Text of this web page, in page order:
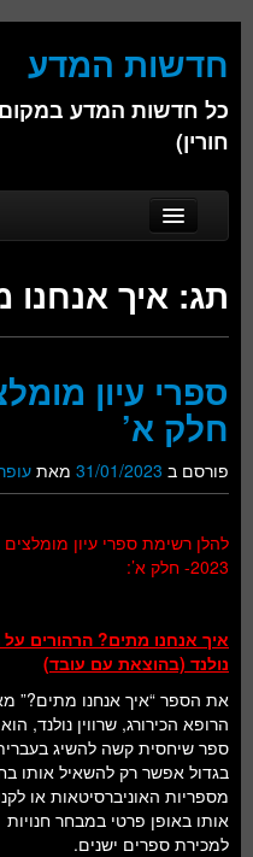
חדשות המדע
כל חדשות המדע
חורין)
Main menu
Skip to primary content
Skip to secondary content
אודות
כימיה
פיזיקה
חברה
חלל ומדעי כדור הארץ
סקירות ספרים
טעימות מדע
תג: איך אנחנו
חלק א’
פורסם ב 31/01/2023 מאת
להלן רשימת ספרי עיון
2023- חלק א’:
איך אנחנו מתים? הרהורים
נולנד (בהוצאת עם עובד)
את הספר “איך אנחנו מתים?”
הרופא הכירורג, שרווין נולנד, הוא
ספר שיחסית קשה להשיג
בגדול אפשר רק להשאיל אותו
מספריות האוניברסיטאות או
אותו באופן פרטי במבחר חנויות
למכירת ספרים ישנים.